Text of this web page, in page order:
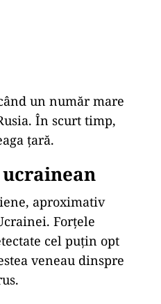
un număr mare
În scurt timp,
țară.
aproximativ
Forțele
cel puțin opt
veneau dinspre